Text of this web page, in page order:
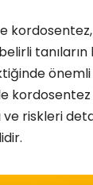
tanıların
riskleri